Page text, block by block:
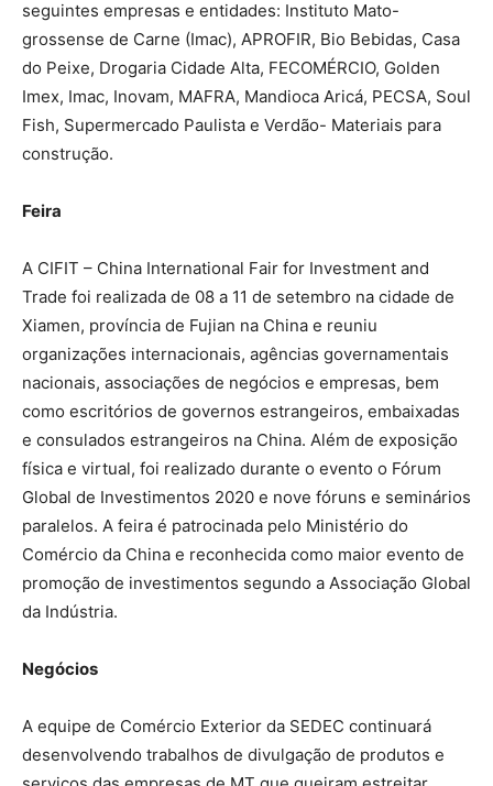
seguintes empresas e entidades: Instituto Mato-
grossense de Carne (Imac), APROFIR, Bio Bebidas, Casa
do Peixe, Drogaria Cidade Alta, FECOMÉRCIO, Golden
Imex, Imac, Inovam, MAFRA, Mandioca Aricá, PECSA, Soul
Fish, Supermercado Paulista e Verdão- Materiais para
construção.
Feira
A CIFIT – China International Fair for Investment and
Trade foi realizada de 08 a 11 de setembro na cidade de
Xiamen, província de Fujian na China e reuniu
organizações internacionais, agências governamentais
nacionais, associações de negócios e empresas, bem
como escritórios de governos estrangeiros, embaixadas
e consulados estrangeiros na China. Além de exposição
física e virtual, foi realizado durante o evento o Fórum
Global de Investimentos 2020 e nove fóruns e seminários
paralelos. A feira é patrocinada pelo Ministério do
Comércio da China e reconhecida como maior evento de
promoção de investimentos segundo a Associação Global
da Indústria.
Negócios
A equipe de Comércio Exterior da SEDEC continuará
desenvolvendo trabalhos de divulgação de produtos e